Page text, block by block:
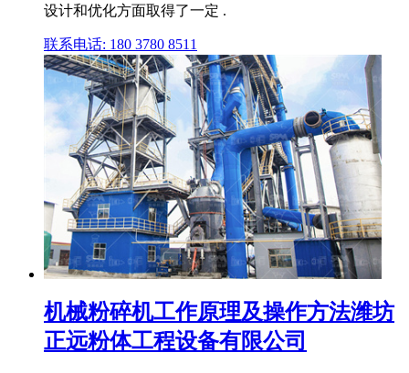
设计和优化方面取得了一定 .
联系电话: 180 3780 8511
机械粉碎机工作原理及操作方法潍坊
正远粉体工程设备有限公司